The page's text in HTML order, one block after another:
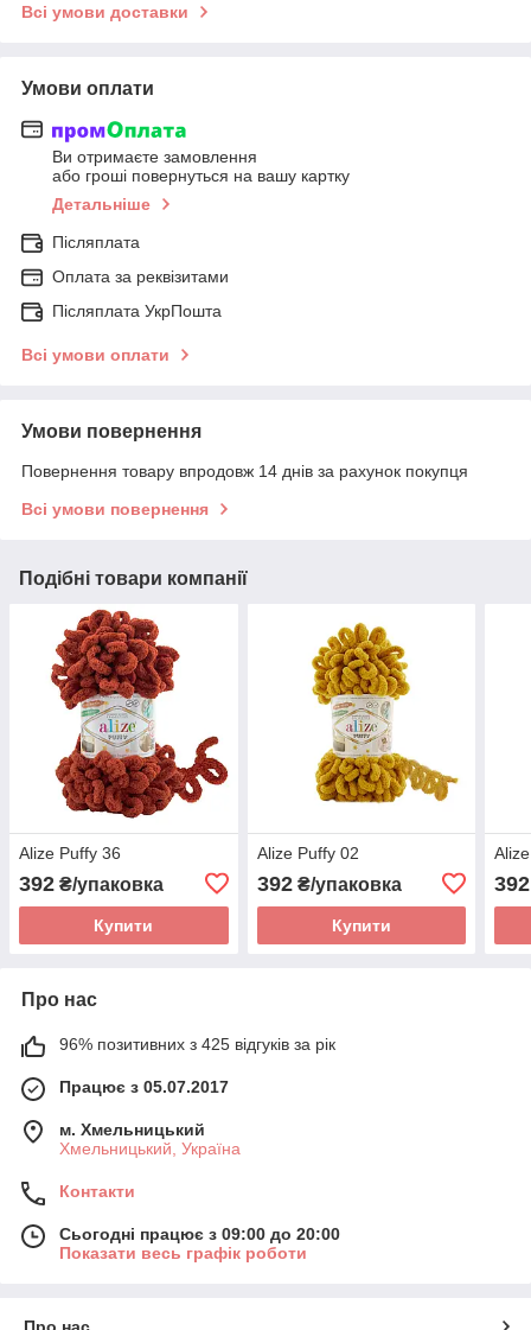
Всі умови доставки
Умови оплати
Ви отримаєте замовлення
або гроші повернуться на вашу картку
Детальніше
Післяплата
Оплата за реквізитами
Післяплата УкрПошта
Всі умови оплати
Умови повернення
Повернення товару впродовж 14 днів за рахунок покупця
Всі умови повернення
Подібні товари компанії
Alize Puffy 36
392 ₴/упаковка
Купити
Alize Puffy 02
392₴/упаковка
Купити
392
Про нас
96% позитивних з 425 відгуків за рік
Працює з 05.07.2017
м. Хмельницький
Хмельницький, Україна
Контакти
Сьогодні працює з 09:00 до 20:00
Показати весь графік роботи